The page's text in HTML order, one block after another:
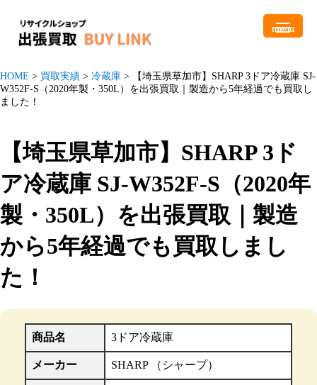
menu
HOME > 買取実績 > 冷蔵庫 >
【埼玉県草加市】SHARP 3ドア冷蔵庫 SJ-
W352F-S（2020年製・350L）を出張買取｜製造から5年経過でも買取し
ました！
【埼玉県草加市】SHARP 3ド
ア冷蔵庫 SJ-W352F-S（2020年
製・350L）を出張買取｜製造
から5年経過でも買取しまし
た！
商品名 3ドア冷蔵庫
メーカー SHARP （シャープ）